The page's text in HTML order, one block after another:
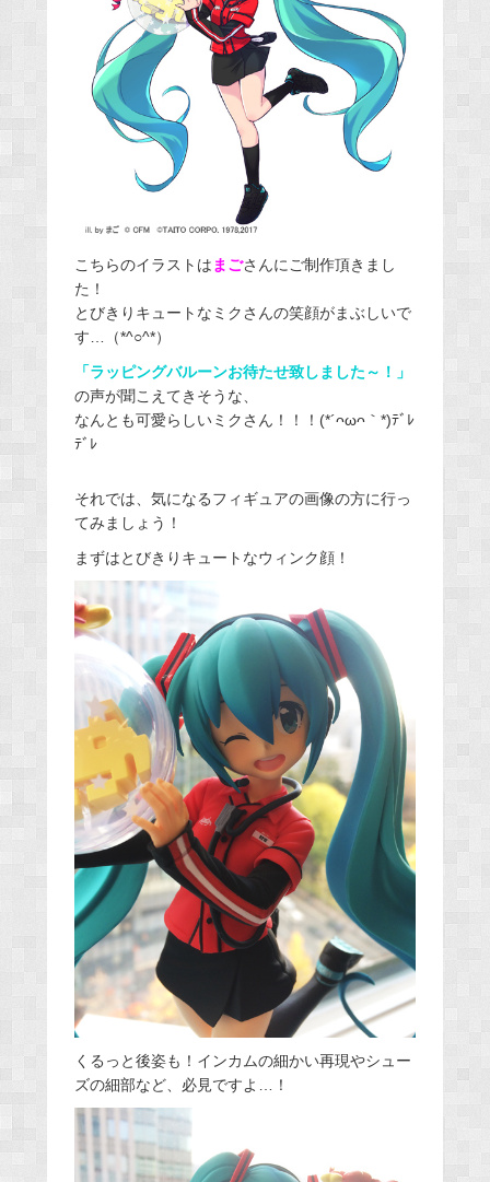
こちらのイラストは まごさんにご制作頂きまし
た！
とびきりキュートなミクさんの笑顔がまぶしいで
す…（*^○^*）
「ラッピングバルーンお待たせ致しました～！」
の声が聞こえてきそうな、
なんとも可愛らしいミクさん！！！(*´ᴖωᴖ｀*)ﾃﾞﾚ
ﾃﾞﾚ
それでは、気になるフィギュアの画像の方に行っ
てみましょう！
まずはとびきりキュートなウィンク顔！
くるっと後姿も！インカムの細かい再現やシュー
ズの細部など、必見ですよ…！